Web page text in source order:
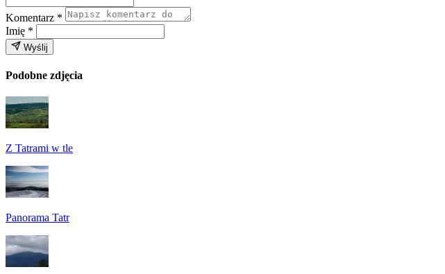
Komentarz *
Imię *
Wyślij
Podobne zdjęcia
Z Tatrami w tle
Panorama Tatr